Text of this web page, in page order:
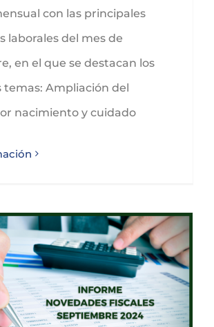
con las principales
laborales del mes de
en el que se destacan los
temas: Ampliación del
nacimiento y cuidado